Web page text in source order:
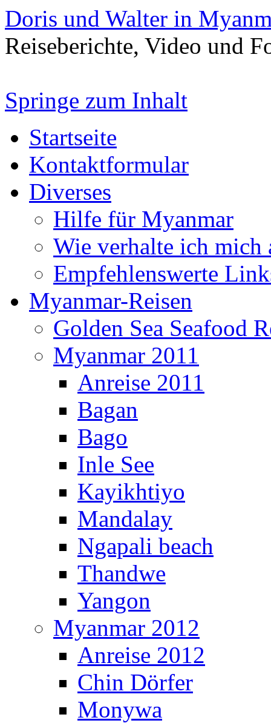
Doris und Walter in
Reiseberichte, Video und
Springe zum Inhalt
Startseite
Kontaktformular
Diverses
Hilfe für Myanmar
Wie verhalte ich
Empfehlenswerte
Myanmar-Reisen
Golden Sea Seafood
Myanmar 2011
Anreise 2011
Bagan
Bago
Inle See
Kayikhtiyo
Mandalay
Ngapali beach
Thandwe
Yangon
Myanmar 2012
Anreise 2012
Chin Dörfer
Monywa